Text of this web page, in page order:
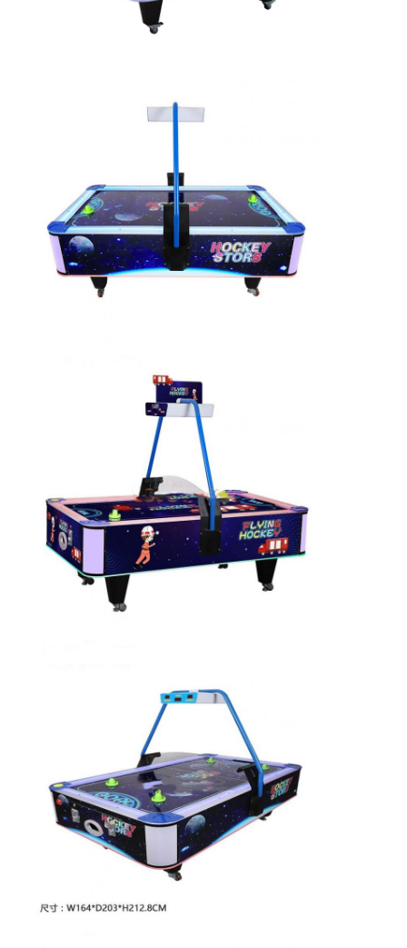
아케이드 에어 하키 테이블
동전 작동식의 꼬마 여행
회전목마 꼬마는 탑니다
아케이드 기계를 경주하기